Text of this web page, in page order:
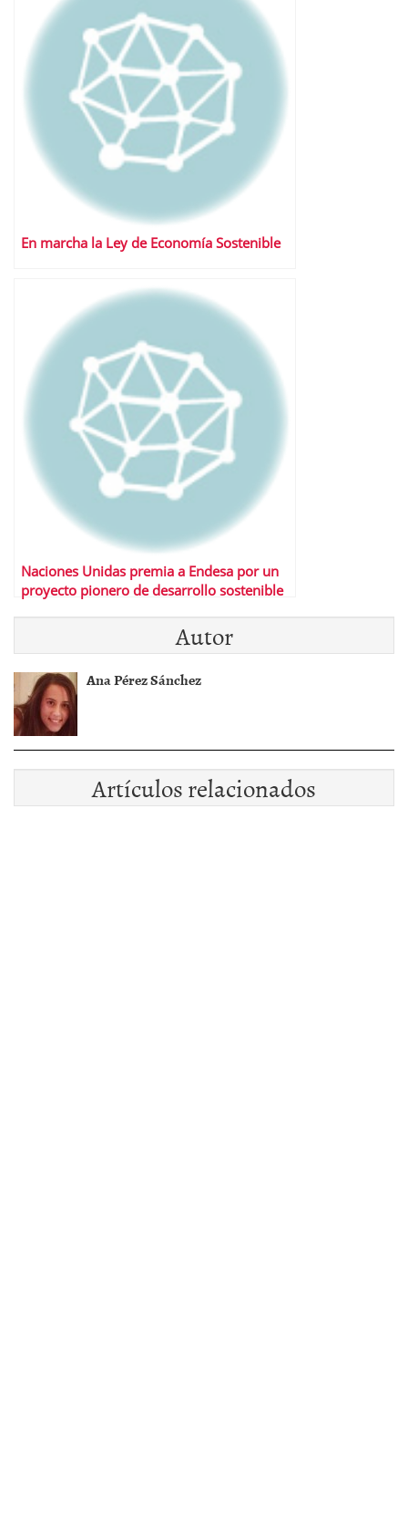
En marcha la Ley de Economía Sostenible
Naciones Unidas premia a Endesa por un
proyecto pionero de desarrollo sostenible
Autor
Ana Pérez Sánchez
Artículos relacionados